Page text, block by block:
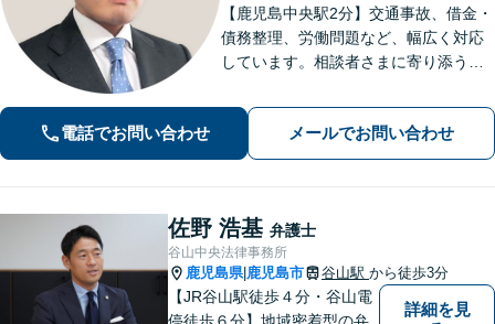
【鹿児島中央駅2分】交通事故、借金・
債務整理、労働問題など、幅広く対応
しています。相談者さまに寄り添うこ
心誠意を尽くしています。ぜひご相談
ください。【弁護士歴10年以上】
電話でお問い合わせ メールでお問い合わせ
佐野 浩基 弁護士
谷山中央法律事務所
鹿児島県| 鹿児島市 谷山駅 から徒歩3分
【JR谷山駅徒歩４分・谷山電
停徒歩６分】地域密着型の弁
詳細を見